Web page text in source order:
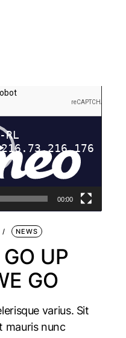
00:00
NEWS
UP
GO
varius. Sit
mauris nunc